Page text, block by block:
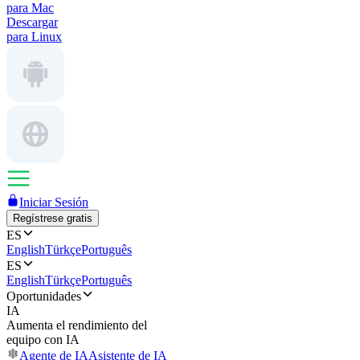
para Mac
Descargar
para Linux
Iniciar Sesión
Regístrese gratis
ES
EnglishTürkçePortuguês
ES
EnglishTürkçePortuguês
Oportunidades
IA
Aumenta el rendimiento del
equipo con IA
Agente de IAAsistente de IA